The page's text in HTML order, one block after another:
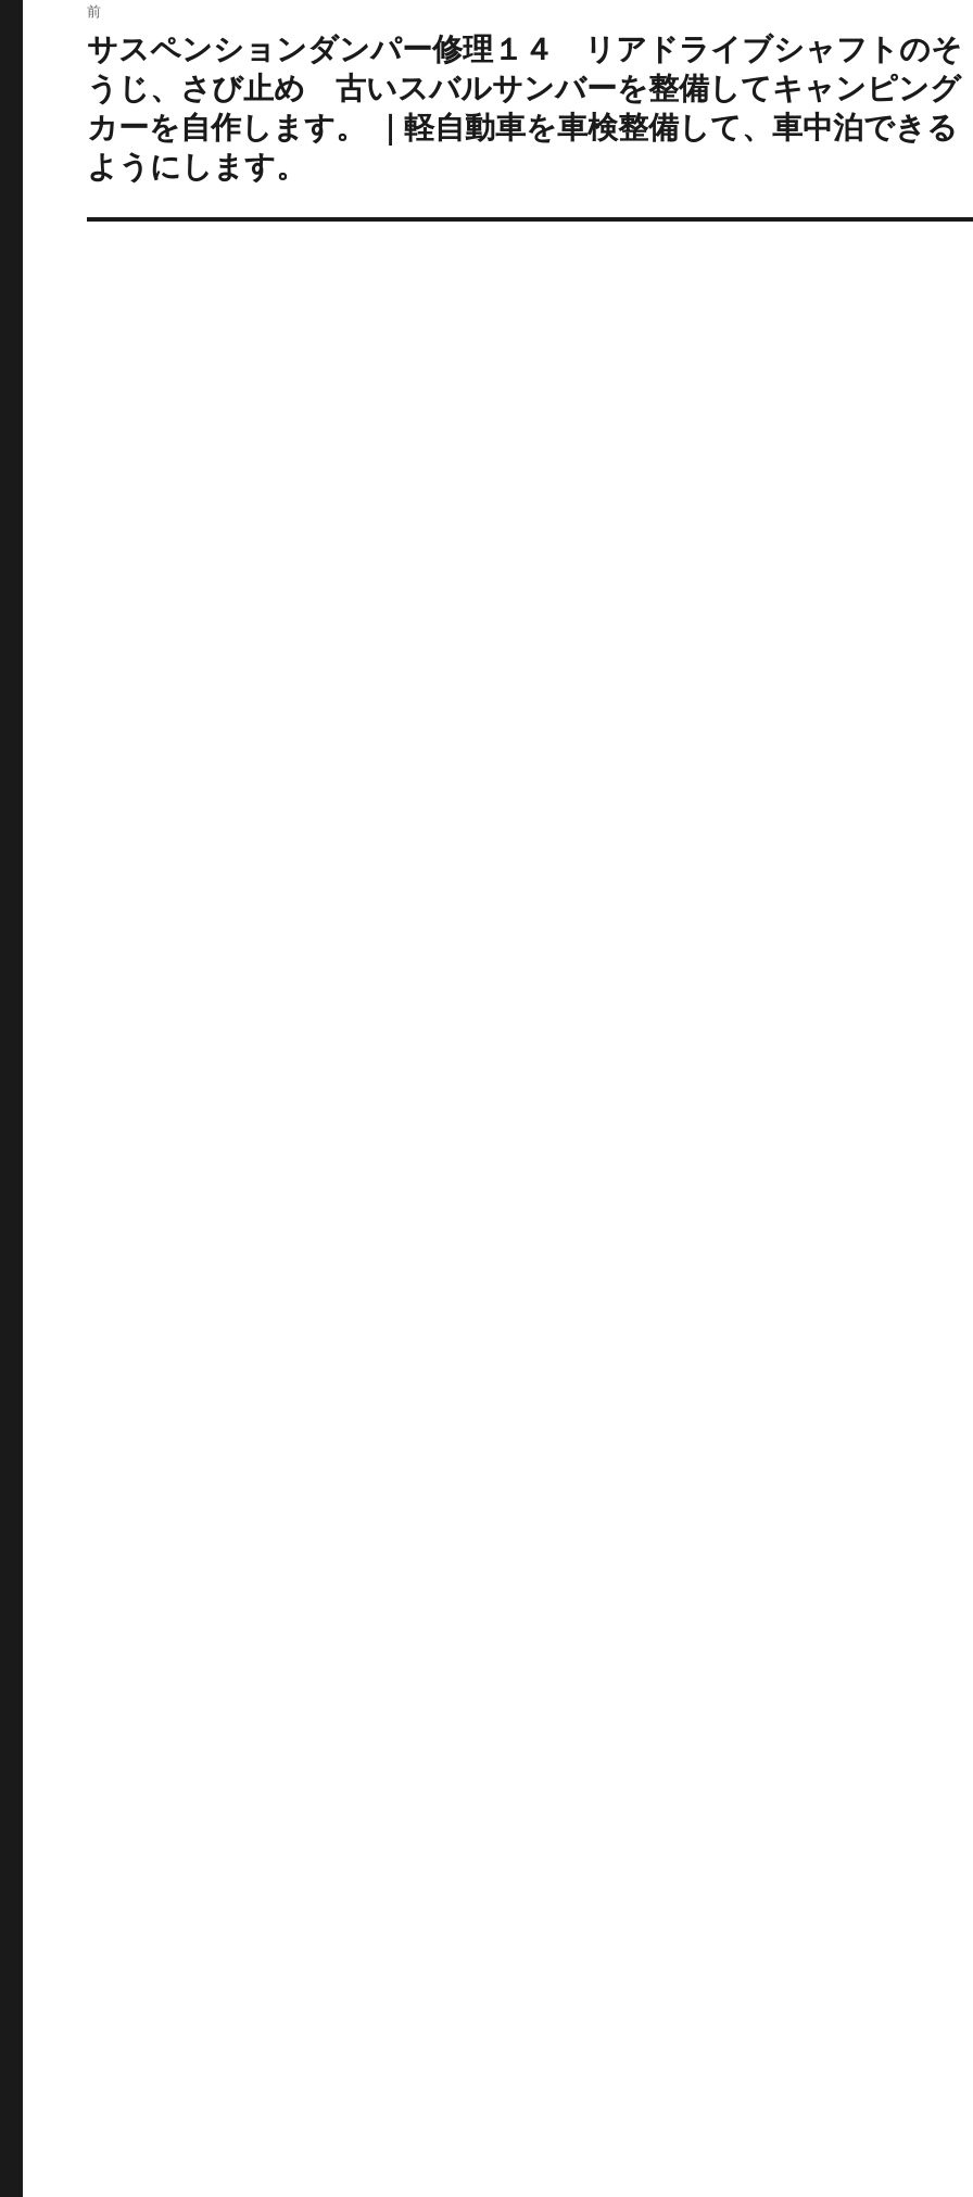
稿
ナ
ビ
ゲ
ー
前
前
の
投
稿:
サスペンションダンパー修理１４ リアドライブシャフトのそ
うじ、さび止め 古いスバルサンバーを整備してキャンピング
カーを自作します。 ｜軽自動車を車検整備して、車中泊できる
ようにします。